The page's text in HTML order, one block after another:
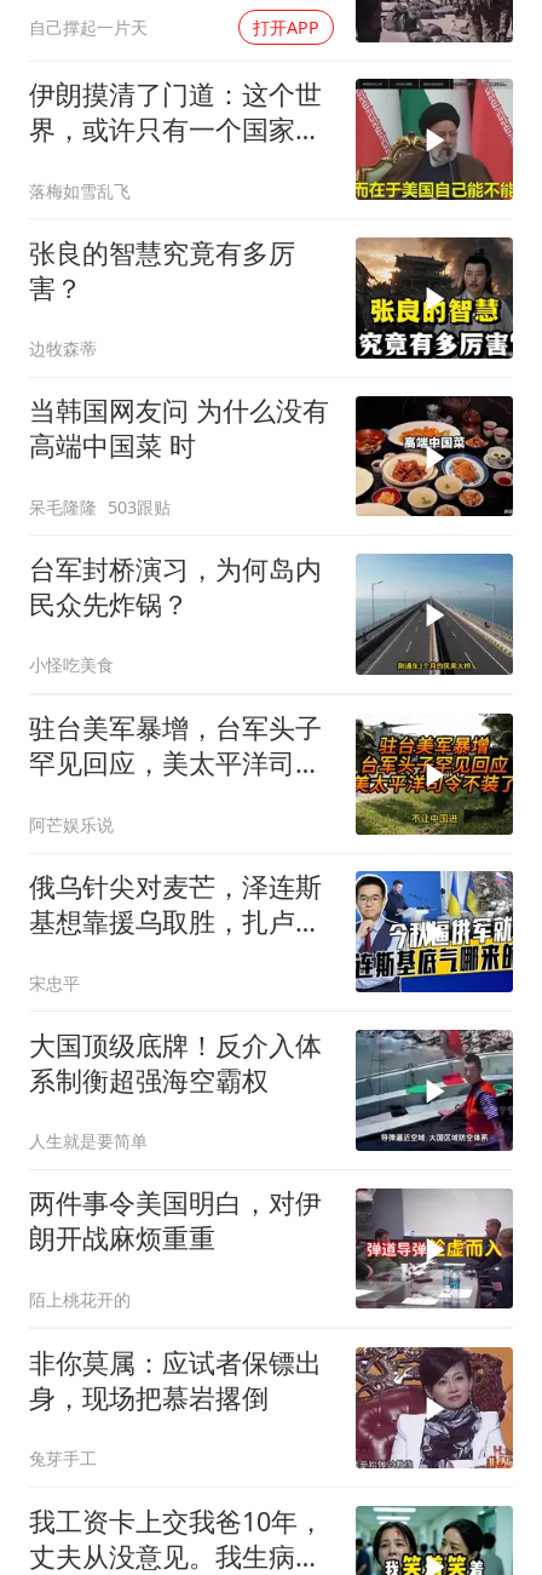
自己撑起一片天 打开APP
伊朗摸清了门道：这个世
界，或许只有一个国家，
落梅如雪乱飞
张良的智慧究竟有多厉
害？
边牧森蒂
当韩国网友问 为什么没有
高端中国菜 时
呆毛隆隆 503跟贴
台军封桥演习，为何岛内
民众先炸锅？
小怪吃美食
驻台美军暴增，台军头子
罕见回应，美太平洋司令
阿芒娱乐说
俄乌针尖对麦芒，泽连斯
基想靠援乌取胜，扎卢日
宋忠平
大国顶级底牌！反介入体
系制衡超强海空霸权
人生就是要简单
两件事令美国明白，对伊
朗开战麻烦重重
陌上桃花开的
非你莫属：应试者保镖出
身，现场把慕岩撂倒
兔芽手工
我工资卡上交我爸10年，
丈夫从没意见。我生病住